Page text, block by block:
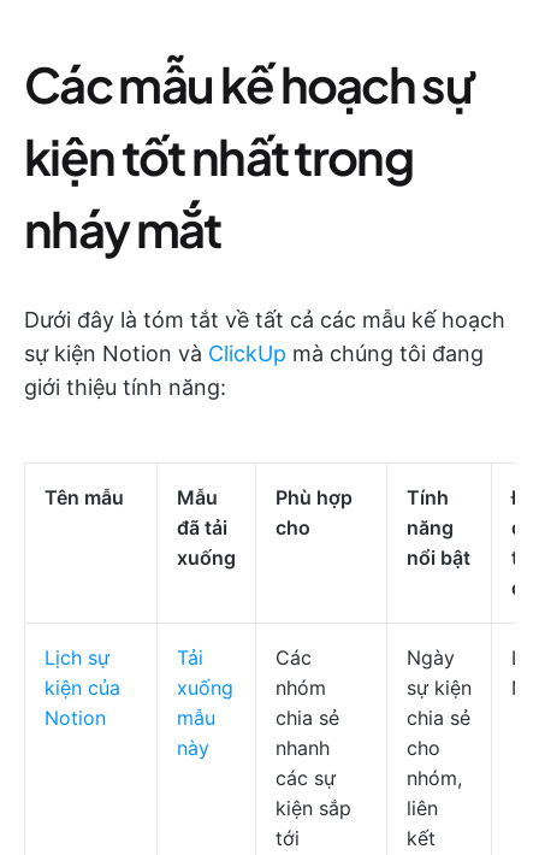
Các mẫu kế hoạch sự
kiện tốt nhất trong
nháy mắt
Dưới đây là tóm tắt về tất cả các mẫu kế hoạch
sự kiện Notion và ClickUp mà chúng tôi đang
giới thiệu tính năng:
Tên mẫu
Mẫu
đã tải
xuống
Phù hợp
cho
Tính
năng
nổi bật
Lịch sự
kiện của
Notion
Tải
xuống
mẫu
này
Các
nhóm
chia sẻ
nhanh
các sự
kiện sắp
tới
Ngày
sự kiện
chia sẻ
cho
nhóm,
liên
kết